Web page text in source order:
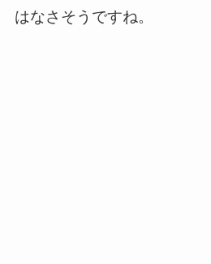
はなさそうですね。